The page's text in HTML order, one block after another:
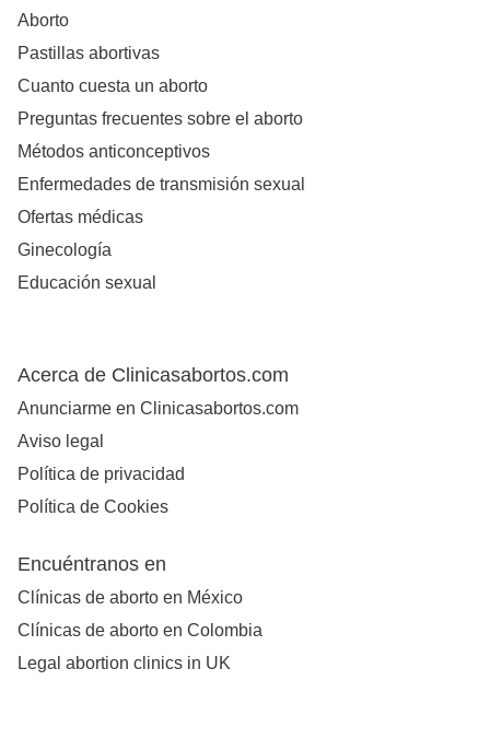
Aborto
Pastillas abortivas
Cuanto cuesta un aborto
Preguntas frecuentes sobre el aborto
Métodos anticonceptivos
Enfermedades de transmisión sexual
Ofertas médicas
Ginecología
Educación sexual
Acerca de Clinicasabortos.com
Anunciarme en Clinicasabortos.com
Aviso legal
Política de privacidad
Política de Cookies
Encuéntranos en
Clínicas de aborto en México
Clínicas de aborto en Colombia
Legal abortion clinics in UK